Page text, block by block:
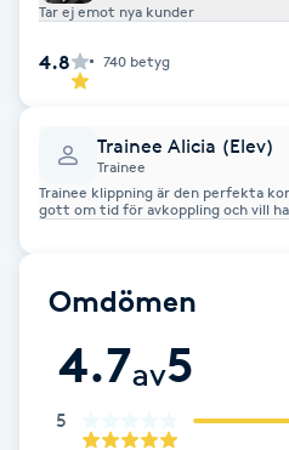
Föning
Gel naglar
Tar ej emot nya kunder
4.8 740 betyg
Trainee Alicia (Elev)
Trainee
Trainee klippning är den perfekta
gott om tid för avkoppling och vill
Omdömen
4.7av5
5